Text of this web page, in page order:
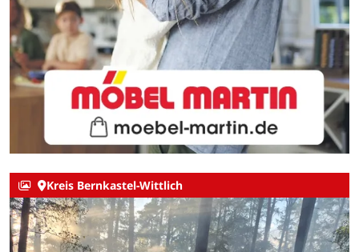
Kreis Bernkastel-Wittlich